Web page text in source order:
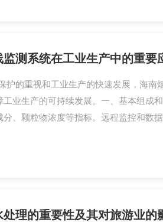
测系统在工业生产中的重要
护的重视和工业生产的快速发展，海
工业生产的可持续发展。一、基本组成
分、颗粒物浓度等指标。远程监控和数
理的重要性及其对旅游业的